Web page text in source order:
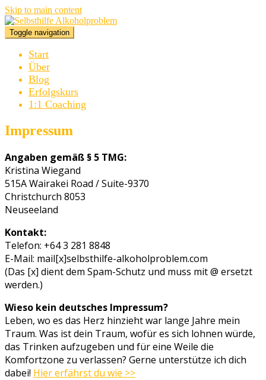
Skip to main content
Toggle navigation
Start
Über
Blog
Erfolgskurs
1:1 Coaching
Impressum
Angaben gemäß § 5 TMG:
Kristina Wiegand
515A Wairakei Road / Suite-9370
Christchurch 8053
Neuseeland
Kontakt:
Telefon: +64 3 281 8848
E-Mail: mail[x]selbsthilfe-alkoholproblem.com
(Das [x] dient dem Spam-Schutz und muss mit @ ersetzt
werden.)
Wieso kein deutsches Impressum?
Leben, wo es das Herz hinzieht war lange Jahre mein
Traum. Was ist dein Traum, wofür es sich lohnen würde,
das Trinken aufzugeben und für eine Weile die
Komfortzone zu verlassen? Gerne unterstütze ich dich
dabei! Hier erfährst du wie >>